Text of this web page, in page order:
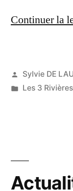
Continuer la
Publié
par
Sylvie DE
Publié
Les 3